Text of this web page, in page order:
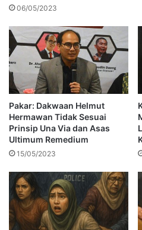
06/05/2023
Pakar: Dakwaan Helmut
Hermawan Tidak Sesuai
Prinsip Una Via dan Asas
Ultimum Remedium
15/05/2023